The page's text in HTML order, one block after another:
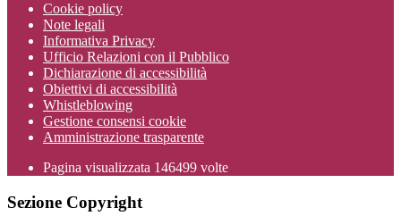
Cookie policy
Note legali
Informativa Privacy
Ufficio Relazioni con il Pubblico
Dichiarazione di accessibilità
Obiettivi di accessibilità
Whistleblowing
Gestione consensi cookie
Amministrazione trasparente
Pagina visualizzata 146499 volte
Sezione Copyright